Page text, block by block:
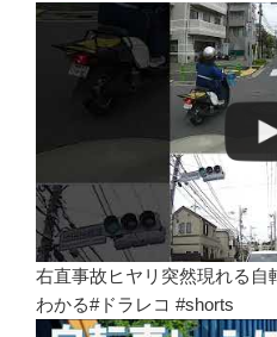
右直事故ヒヤリ突然現れる自
わかる#ドラレコ #shorts